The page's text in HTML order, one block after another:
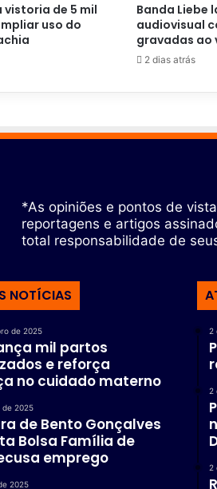
de 5 mil
uso do
Banda Liebe
audiovisual
gravadas ao
2 dias atrás
*As opiniões e pontos de
reportagens e artigos
total responsabilidade de
NOTÍCIAS
de 2025
mil partos
e reforça
no cuidado materno
de 2025
de Bento Gonçalves
Bolsa Família de
emprego
2025
2
2
2